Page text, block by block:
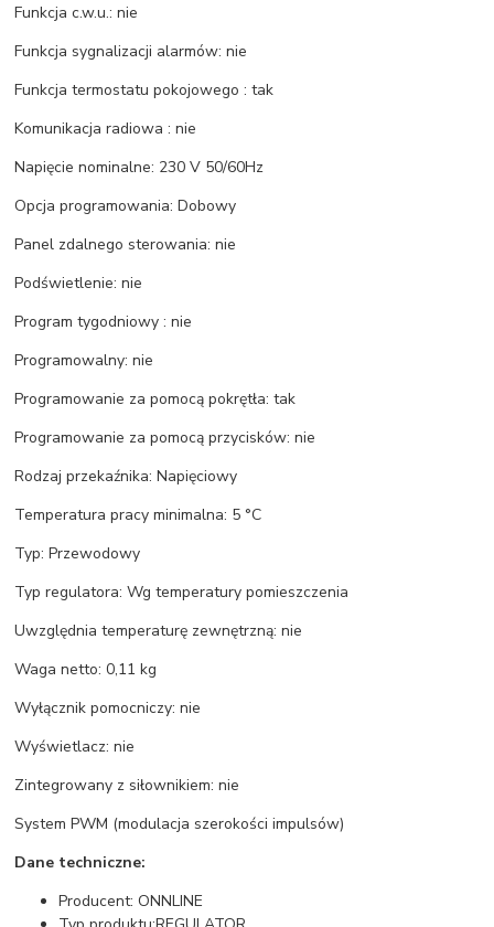
Funkcja c.w.u.: nie
Funkcja sygnalizacji alarmów: nie
Funkcja termostatu pokojowego : tak
Komunikacja radiowa : nie
Napięcie nominalne: 230 V 50/60Hz
Opcja programowania: Dobowy
Panel zdalnego sterowania: nie
Podświetlenie: nie
Program tygodniowy : nie
Programowalny: nie
Programowanie za pomocą pokrętła: tak
Programowanie za pomocą przycisków: nie
Rodzaj przekaźnika: Napięciowy
Temperatura pracy minimalna: 5 °C
Typ: Przewodowy
Typ regulatora: Wg temperatury pomieszczenia
Uwzględnia temperaturę zewnętrzną: nie
Waga netto: 0,11 kg
Wyłącznik pomocniczy: nie
Wyświetlacz: nie
Zintegrowany z siłownikiem: nie
System PWM (modulacja szerokości impulsów)
Dane techniczne:
Producent: ONNLINE